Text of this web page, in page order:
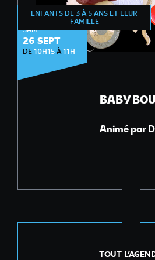
ÉVEIL MUSICAL
SAM.
26 SEPT
DE 10H15 À11H
ENFANTS DE 3 À 5 ANS ET LEUR
FAMILLE
BABY
Animé par
TOUT